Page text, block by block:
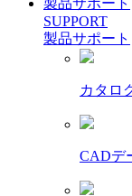
製品サポート
SUPPORT
製品サポート
カタロ
CADデ